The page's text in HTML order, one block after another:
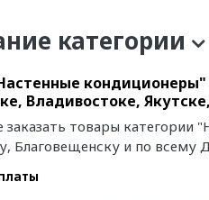
категории
Владивостоке,
товары категории
Благовещенску и по всему